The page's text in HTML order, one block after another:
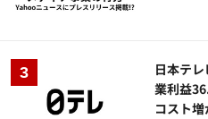
日本テ
業利益
コスト